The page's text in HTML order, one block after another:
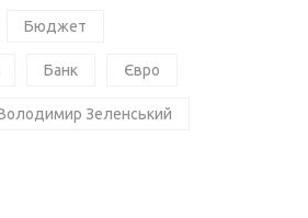
Бюджет
Банк Євро
Зеленський